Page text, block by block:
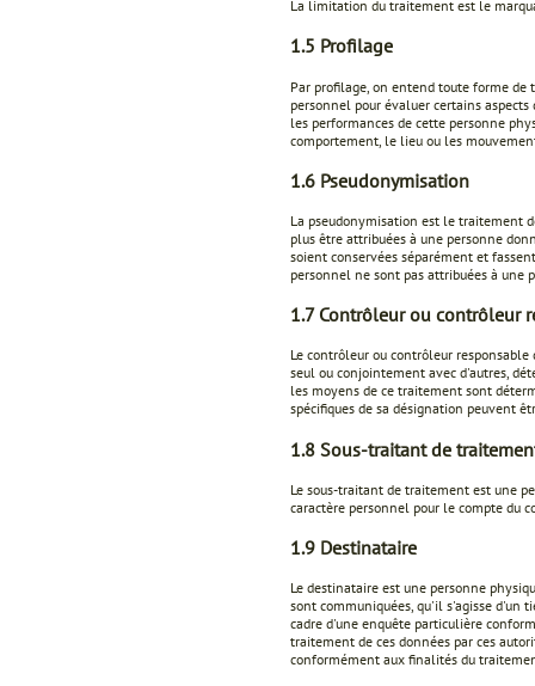
La limitation du traitement est le
1.5 Profilage
Par profilage, on entend toute forme
personnel pour évaluer certains
les performances de cette personne
comportement, le lieu ou les
1.6 Pseudonymisation
La pseudonymisation est le traitement
plus être attribuées à une personne
soient conservées séparément et
personnel ne sont pas attribuées à une
1.7 Contrôleur ou contrôleur
Le contrôleur ou contrôleur
seul ou conjointement avec d'autres,
les moyens de ce traitement sont
spécifiques de sa désignation peuvent
1.8 Sous-traitant de
Le sous-traitant de traitement est une
caractère personnel pour le compte du
1.9 Destinataire
Le destinataire est une personne
sont communiquées, qu'il s'agisse d'un
cadre d'une enquête particulière
traitement de ces données par ces
conformément aux finalités du